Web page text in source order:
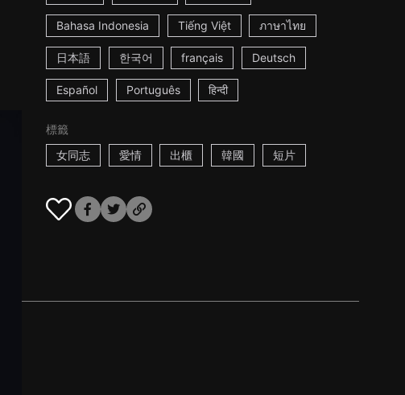
Bahasa Indonesia Tiếng Việt ภาษาไทย
日本語 한국어 français Deutsch
Español Português हिन्दी
標籤
女同志
愛情 出櫃 韓國 短片